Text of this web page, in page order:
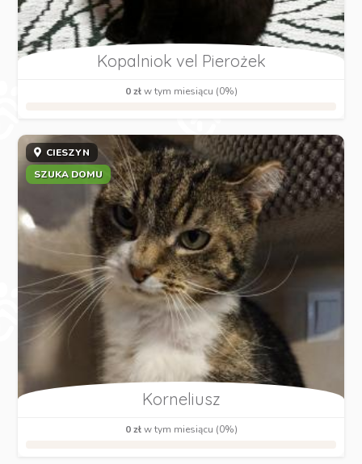
Kopalniok vel Pierożek
0 złw tym miesiącu (0%)
CIESZYN
SZUKA DOMU
Korneliusz
0 złw tym miesiącu (0%)